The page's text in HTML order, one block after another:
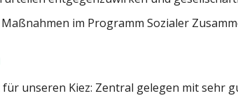
im Programm Sozialer
für unseren Kiez: Zentral gelegen mit sehr